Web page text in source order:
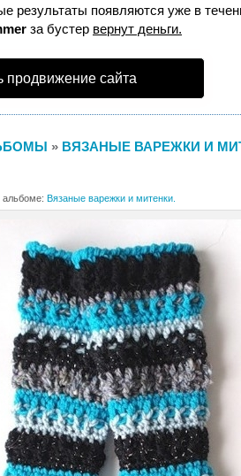
результаты появляются уже в
за бустер вернут деньги.
продвижение сайта
» ВЯЗАНЫЕ ВАРЕЖКИ И
альбоме: Вязаные варежки и митенки.